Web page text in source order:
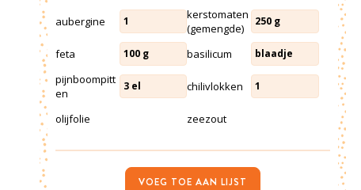
aubergine 1
kerstomaten
(gemengde)
250 g
feta 100 g basilicum blaadje
pijnboompitt
en
3 el chilivlokken 1
olijfolie zeezout
VOEG TOE AAN LIJST